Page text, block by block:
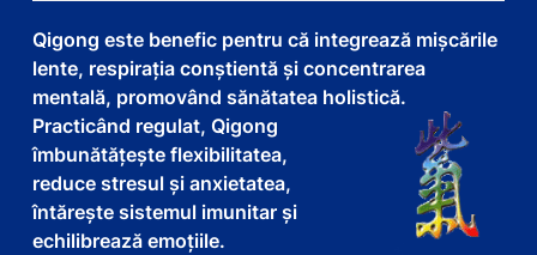
Qigong este benefic pentru că integrează mișcările
lente, respirația conștientă și concentrarea
mentală, promovând sănătatea holistică.
Practicând regulat, Qigong
îmbunătățește flexibilitatea,
reduce stresul și anxietatea,
întărește sistemul imunitar și
echilibrează emoțiile.